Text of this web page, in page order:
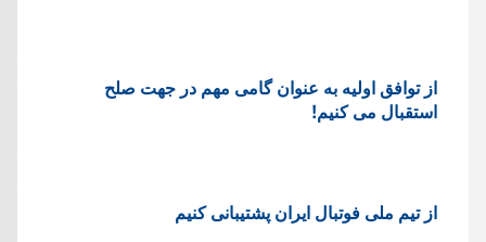
از توافق اولیه به عنوان گامی مهم در جهت صلح
استقبال می کنیم!
از تیم ملی فوتبال ایران پشتیبانی کنیم